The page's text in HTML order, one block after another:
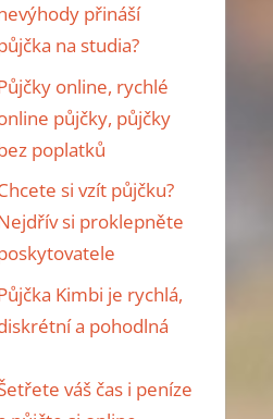
přináší
na studia?
online, rychlé
půjčky, půjčky
poplatků
si vzít půjčku?
si proklepněte
Kimbi je rychlá,
a pohodlná
váš čas i peníze